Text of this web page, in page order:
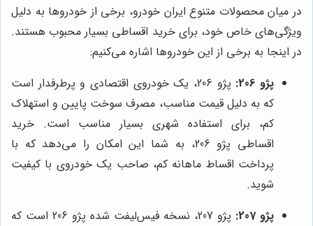
در میان محصولات متنوع ایران خودرو، برخی از خودروها به دلیل
ویژگی‌های خاص خود، برای خرید اقساطی بسیار محبوب هستند.
در اینجا به برخی از این خودروها اشاره می‌کنیم:
پژو 206:
پژو 206، یک خودروی اقتصادی و پرطرفدار است
که به دلیل قیمت مناسب، مصرف سوخت پایین و استهلاک
کم، برای استفاده شهری بسیار مناسب است. خرید
اقساطی پژو 206، به شما این امکان را می‌دهد که با
پرداخت اقساط ماهانه کم، صاحب یک خودروی با کیفیت
شوید.
پژو 207:
پژو 207، نسخه فیس‌لیفت شده پژو 206 است که